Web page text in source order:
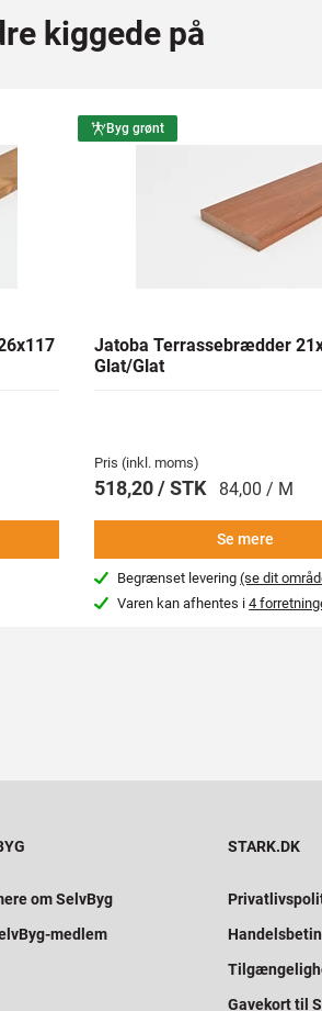
kiggede på
Byg grønt
Jatoba Terrassebrædder
Glat/Glat
Pris (inkl. moms)
518,20 / STK 84,00 / M
Se mere
Begrænset levering(se dit
Varen kan afhentes i4
om SelvByg
medlem
STARK.DK
Gavekort til